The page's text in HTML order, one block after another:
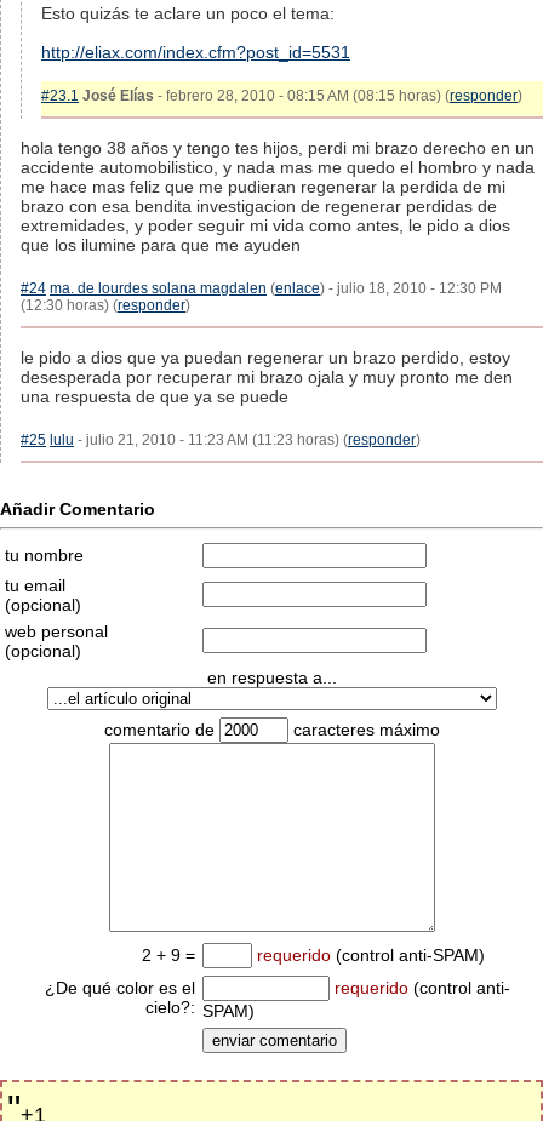
Esto quizás te aclare un poco el tema:
http://eliax.com/index.cfm?post_id=5531
#23.1 José Elías - febrero 28, 2010 - 08:15 AM (08:15 horas) (responder)
hola tengo 38 años y tengo tes hijos, perdi mi brazo derecho en un
accidente automobilistico, y nada mas me quedo el hombro y nada
me hace mas feliz que me pudieran regenerar la perdida de mi
brazo con esa bendita investigacion de regenerar perdidas de
extremidades, y poder seguir mi vida como antes, le pido a dios
que los ilumine para que me ayuden
#24 ma. de lourdes solana magdalen (enlace) - julio 18, 2010 - 12:30 PM
(12:30 horas) (responder)
le pido a dios que ya puedan regenerar un brazo perdido, estoy
desesperada por recuperar mi brazo ojala y muy pronto me den
una respuesta de que ya se puede
#25 lulu - julio 21, 2010 - 11:23 AM (11:23 horas) (responder)
Añadir Comentario
tu nombre
tu email
(opcional)
web personal
(opcional)
en respuesta a...
comentario de caracteres máximo
2 + 9 = requerido (control anti-SPAM)
¿De qué color es el
cielo?:
requerido (control anti-
SPAM)
"+1